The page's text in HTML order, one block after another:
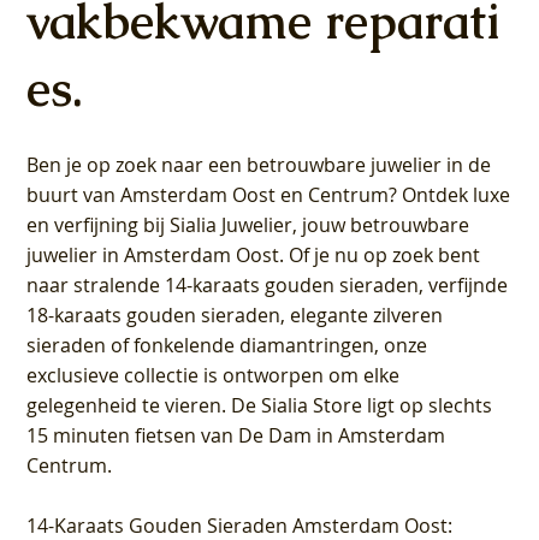
vakbekwame reparati
es.
Ben je op zoek naar een betrouwbare juwelier in de
buurt van Amsterdam Oost en Centrum? Ontdek luxe
en verfijning bij Sialia Juwelier, jouw betrouwbare
juwelier in Amsterdam Oost. Of je nu op zoek bent
naar stralende 14-karaats gouden sieraden, verfijnde
18-karaats gouden sieraden, elegante zilveren
sieraden of fonkelende diamantringen, onze
exclusieve collectie is ontworpen om elke
gelegenheid te vieren. De Sialia Store ligt op slechts
15 minuten fietsen van De Dam in Amsterdam
Centrum.
14-Karaats Gouden Sieraden Amsterdam Oost: